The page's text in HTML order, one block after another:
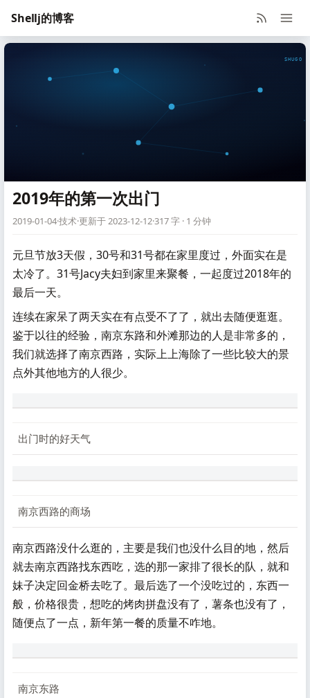
Shellj的博客
SHUGO
2019年的第一次出门
2019-01-04·技术·更新于 2023-12-12·317 字 · 1 分钟
元旦节放3天假，30号和31号都在家里度过，外面实在是
太冷了。31号Jacy夫妇到家里来聚餐，一起度过2018年的
最后一天。
连续在家呆了两天实在有点受不了了，就出去随便逛逛。
鉴于以往的经验，南京东路和外滩那边的人是非常多的，
我们就选择了南京西路，实际上上海除了一些比较大的景
点外其他地方的人很少。
出门时的好天气
南京西路的商场
南京西路没什么逛的，主要是我们也没什么目的地，然后
就去南京西路找东西吃，选的那一家排了很长的队，就和
妹子决定回金桥去吃了。最后选了一个没吃过的，东西一
般，价格很贵，想吃的烤肉拼盘没有了，薯条也没有了，
随便点了一点，新年第一餐的质量不咋地。
南京东路